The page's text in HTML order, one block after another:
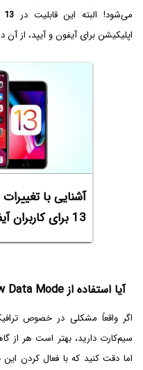
می‌شود! البته این قابلیت در13
اپلیکیشن برای آیفون و آیپد، از آن
13 برای کاربران آیفون
آیا استفاده از Low Data Mode در آیفون همواره مفید است؟
اگر واقعاً مشکلی در خصوص
اما دقت کنید که با فعال کردن